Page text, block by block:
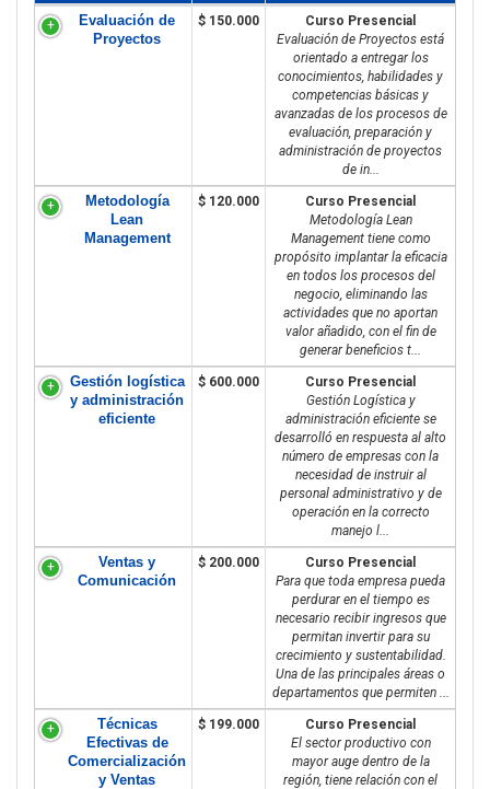
Evaluación de
Proyectos
$ 150.000
Curso Presencial
Evaluación de Proyectos está
orientado a entregar los
conocimientos, habilidades y
competencias básicas y
avanzadas de los procesos de
evaluación, preparación y
administración de proyectos
de in...
Metodología
Lean
Management
$ 120.000
Curso Presencial
Metodología Lean
Management tiene como
propósito implantar la eficacia
en todos los procesos del
negocio, eliminando las
actividades que no aportan
valor añadido, con el fin de
generar beneficios t...
Gestión logística
y administración
eficiente
$ 600.000
Curso Presencial
Gestión Logística y
administración eficiente se
desarrolló en respuesta al alto
número de empresas con la
necesidad de instruir al
personal administrativo y de
operación en la correcto
manejo l...
Ventas y
Comunicación
$ 200.000
Curso Presencial
Para que toda empresa pueda
perdurar en el tiempo es
necesario recibir ingresos que
permitan invertir para su
crecimiento y sustentabilidad.
Una de las principales áreas o
departamentos que permiten ...
Técnicas
Efectivas de
Comercialización
y Ventas
$ 199.000
Curso Presencial
El sector productivo con
mayor auge dentro de la
región, tiene relación con el